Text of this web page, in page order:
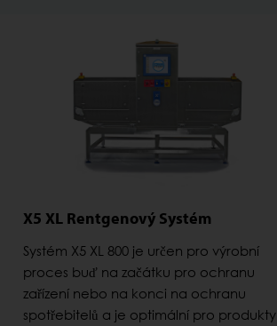
X5 XL Rentgenový Systém
Systém X5 XL 800 je určen pro výrobní
proces buď na začátku pro ochranu
zařízení nebo na konci na ochranu
spotřebitelů a je optimální pro produkty